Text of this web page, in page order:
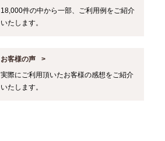
18,000件の中から一部、ご利用例をご紹介
いたします。
お客様の声
実際にご利用頂いたお客様の感想をご紹介
いたします。